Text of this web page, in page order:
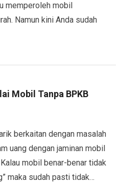
memperoleh mobil
Namun kini Anda sudah
Mobil Tanpa BPKB
berkaitan dengan masalah
uang dengan jaminan mobil
mobil benar-benar tidak
maka sudah pasti tidak…